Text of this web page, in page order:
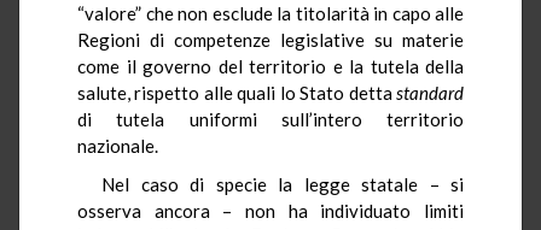
“valore” che non esclude la titolarità in capo alle
Regioni di competenze legislative su materie
come il governo del territorio e la tutela della
salute, rispetto alle quali lo Stato dettastandard
di tutela uniformi sull’intero territorio
nazionale.
Nel caso di specie la legge statale – si
osserva ancora – non ha individuato limiti